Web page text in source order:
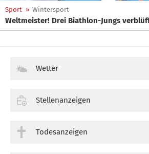
Sport » Wintersport
Weltmeister! Drei Biathlon-Jungs
Wetter
Stellenanzeigen
Todesanzeigen